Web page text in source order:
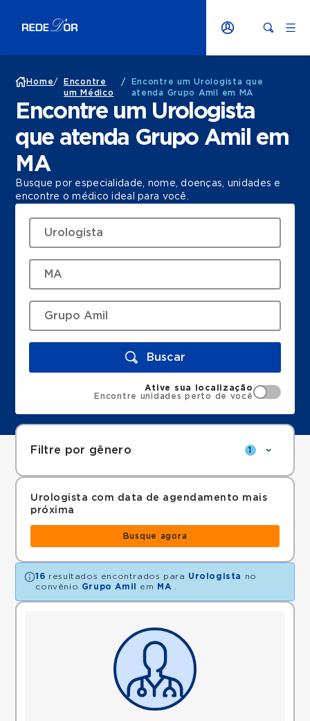
Home/
Encontre
um Médico
/
Encontre um Urologista que
atenda Grupo Amil em MA
Encontre um Urologista
que atenda Grupo Amil em
MA
Busque por especialidade, nome, doenças, unidades e
encontre o médico ideal para você.
Buscar
Ative sua localização
Encontre unidades perto de você
Filtre por gênero 1
Urologista com data de agendamento mais
próxima
Busque agora
16 resultados encontrados para Urologista
no
convênio Grupo Amil em MA